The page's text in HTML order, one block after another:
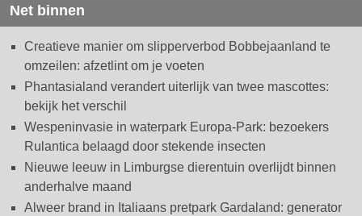
Net binnen
Creatieve manier om slipperverbod Bobbejaanland te
omzeilen: afzetlint om je voeten
Phantasialand verandert uiterlijk van twee mascottes:
bekijk het verschil
Wespeninvasie in waterpark Europa-Park: bezoekers
Rulantica belaagd door stekende insecten
Nieuwe leeuw in Limburgse dierentuin overlijdt binnen
anderhalve maand
Alweer brand in Italiaans pretpark Gardaland: generator